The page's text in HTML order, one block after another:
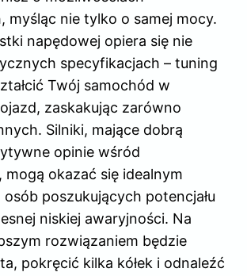
myśląc nie tylko o samej mocy.
napędowej opiera się nie
specyfikacjach – tuning
Twój samochód w
zaskakując zarówno
Silniki, mające dobrą
opinie wśród
mogą okazać się idealnym
poszukujących potencjału
niskiej awaryjności. Na
rozwiązaniem będzie
pokręcić kilka kółek i odnaleźć